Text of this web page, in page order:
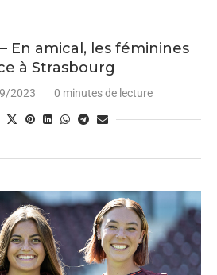
En amical, les féminines
à Strasbourg
2023 0 minutes de lecture